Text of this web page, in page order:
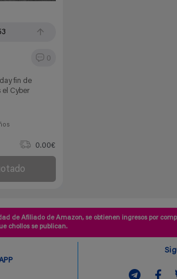
0
fin de
el Cyber
0.00€
de Afiliado de Amazon, se obtienen ingresos por
chollos se publican.